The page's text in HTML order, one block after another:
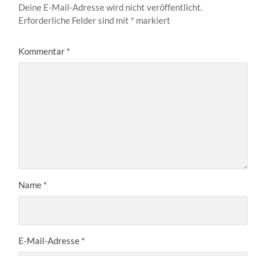
Deine E-Mail-Adresse wird nicht veröffentlicht.
Erforderliche Felder sind mit * markiert
Kommentar *
Name *
E-Mail-Adresse *